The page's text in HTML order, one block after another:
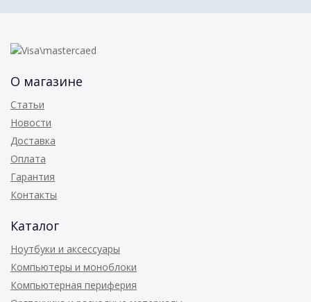
О магазине
Статьи
Новости
Доставка
Оплата
Гарантия
Контакты
Каталог
Ноутбуки и аксессуары
Компьютеры и моноблоки
Компьютерная периферия